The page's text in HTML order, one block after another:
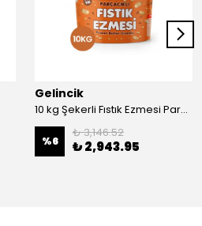
Gelincik
10 kg Şekerli Fıstık Ezmesi Parçacıklı
%6
₺ 3,146.52
₺ 2,943.95